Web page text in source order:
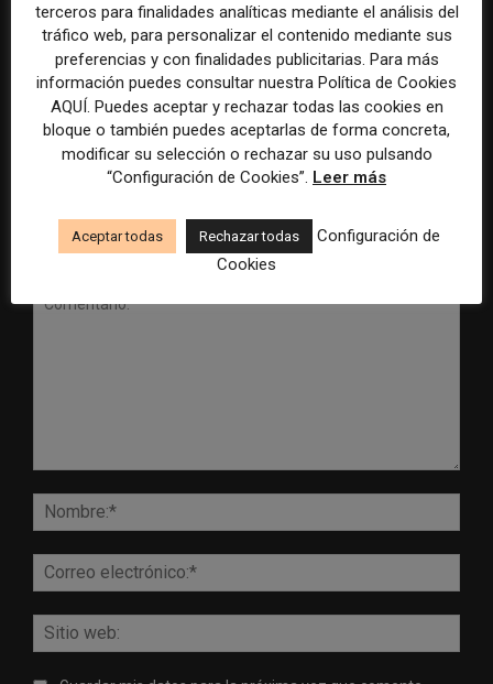
Radio Televisión Madrid
establece un sistema de
control para el uso de la
inteligencia artificial
ADEPA crea un premio
especial para la mejor
cobertura periodística del
Mundial 2026
DEJA UNA RESPUESTA
terceros para finalidades analíticas mediante el análisis del
tráfico web, para personalizar el contenido mediante sus
preferencias y con finalidades publicitarias. Para más
información puedes consultar nuestra Política de Cookies
AQUÍ. Puedes aceptar y rechazar todas las cookies en
bloque o también puedes aceptarlas de forma concreta,
modificar su selección o rechazar su uso pulsando
“Configuración de Cookies”. Leer más
Aceptar todas Rechazar todas
Configuración de
Cookies